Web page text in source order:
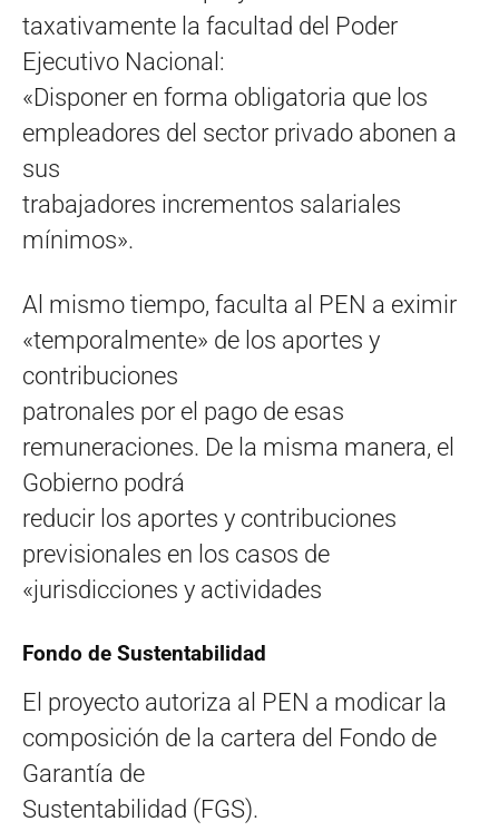
taxativamente la facultad del Poder
Ejecutivo Nacional:
«Disponer en forma obligatoria que los
empleadores del sector privado abonen a
sus
trabajadores incrementos salariales
mínimos».
Al mismo tiempo, faculta al PEN a eximir
«temporalmente» de los aportes y
contribuciones
patronales por el pago de esas
remuneraciones. De la misma manera, el
Gobierno podrá
reducir los aportes y contribuciones
previsionales en los casos de
«jurisdicciones y actividades
Fondo de Sustentabilidad
El proyecto autoriza al PEN a modicar la
composición de la cartera del Fondo de
Garantía de
Sustentabilidad (FGS).